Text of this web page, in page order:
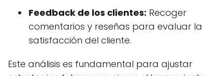
Feedback de los clientes: Recoger
comentarios y reseñas para evaluar la
satisfacción del cliente.
Este análisis es fundamental para ajustar